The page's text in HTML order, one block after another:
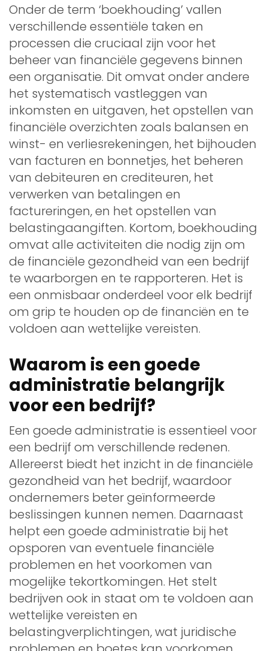
Onder de term ‘boekhouding’ vallen
verschillende essentiële taken en
processen die cruciaal zijn voor het
beheer van financiële gegevens binnen
een organisatie. Dit omvat onder andere
het systematisch vastleggen van
inkomsten en uitgaven, het opstellen van
financiële overzichten zoals balansen en
winst- en verliesrekeningen, het bijhouden
van facturen en bonnetjes, het beheren
van debiteuren en crediteuren, het
verwerken van betalingen en
factureringen, en het opstellen van
belastingaangiften. Kortom, boekhouding
omvat alle activiteiten die nodig zijn om
de financiële gezondheid van een bedrijf
te waarborgen en te rapporteren. Het is
een onmisbaar onderdeel voor elk bedrijf
om grip te houden op de financiën en te
voldoen aan wettelijke vereisten.
Waarom is een goede
administratie belangrijk
voor een bedrijf?
Een goede administratie is essentieel voor
een bedrijf om verschillende redenen.
Allereerst biedt het inzicht in de financiële
gezondheid van het bedrijf, waardoor
ondernemers beter geïnformeerde
beslissingen kunnen nemen. Daarnaast
helpt een goede administratie bij het
opsporen van eventuele financiële
problemen en het voorkomen van
mogelijke tekortkomingen. Het stelt
bedrijven ook in staat om te voldoen aan
wettelijke vereisten en
belastingverplichtingen, wat juridische